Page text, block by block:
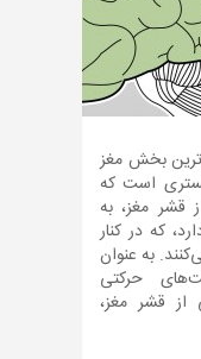
بخش مغز
است که
قشر مغز، به
که در کنار
به عنوان
حرکتی
قشر مغز،